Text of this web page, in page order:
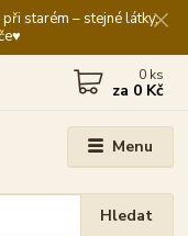
starém – stejné látky,
Menu
Hledat
0 ks
za 0 Kč